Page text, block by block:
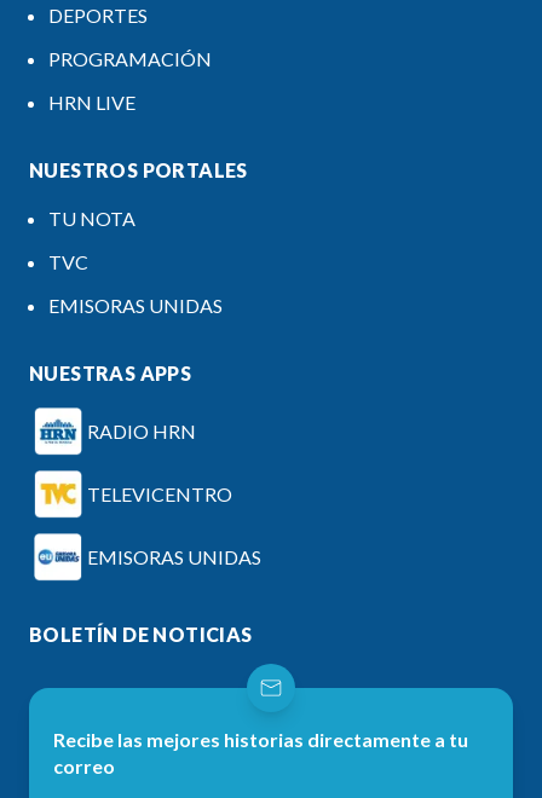
DEPORTES
PROGRAMACIÓN
HRN LIVE
NUESTROS PORTALES
TU NOTA
TVC
EMISORAS UNIDAS
NUESTRAS APPS
RADIO HRN
TELEVICENTRO
EMISORAS UNIDAS
BOLETÍN DE NOTICIAS
Recibe las mejores historias directamente a tu
correo